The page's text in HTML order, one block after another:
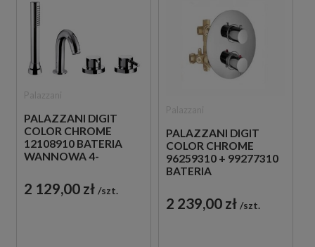
PALAZZANI DIGIT
COLOR CHROME
12108910 BATERIA
WANNOWA 4-
DWUUCHWYTOWA
CHROM
2 129,00 zł szt.
PALAZZANI DIGIT
COLOR CHROME
96259310 + 99277310
BATERIA
TERMOSTATEM
CHROM
2 239,00 zł szt.